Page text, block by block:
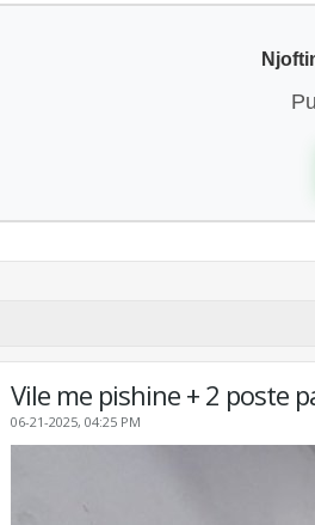
Vile me pishine + 2 poste
06-21-2025, 04:25 PM